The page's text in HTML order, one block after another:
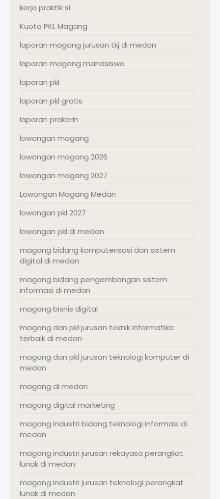
kerja praktik si
Kuota PKL Magang
laporan magang jurusan tkj di medan
laporan magang mahasiswa
laporan pkl
laporan pkl gratis
laporan prakerin
lowongan magang
lowongan magang 2026
lowongan magang 2027
Lowongan Magang Medan
lowongan pkl 2027
lowongan pkl di medan
magang bidang komputerisasi dan sistem
digital di medan
magang bidang pengembangan sistem
informasi di medan
magang bisnis digital
magang dan pkl jurusan teknik informatika
terbaik di medan
magang dan pkl jurusan teknologi komputer di
medan
magang di medan
magang digital marketing
magang industri bidang teknologi informasi di
medan
magang industri jurusan rekayasa perangkat
lunak di medan
magang industri jurusan teknologi perangkat
lunak di medan